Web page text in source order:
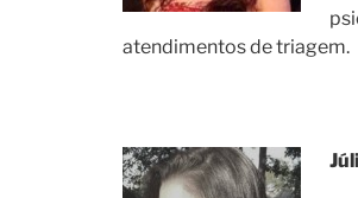
atendimentos de triagem.